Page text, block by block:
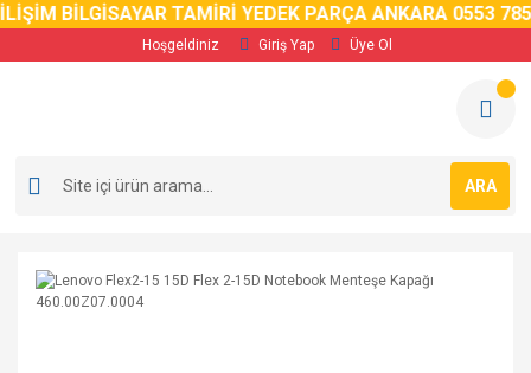
BİLGİSAYAR TAMİRİ YEDEK PARÇA ANKARA 0553 785
Hoşgeldiniz Giriş Yap Üye Ol
ARA